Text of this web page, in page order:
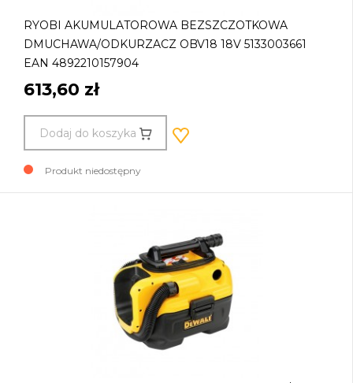
RYOBI AKUMULATOROWA BEZSZCZOTKOWA
DMUCHAWA/ODKURZACZ OBV18 18V 5133003661
EAN 4892210157904
613,60 zł
Dodaj do koszyka
Produkt niedostępny